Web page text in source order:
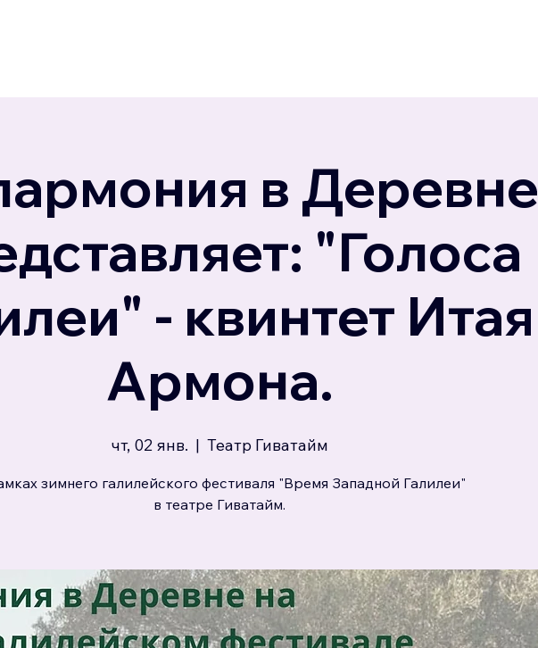
в Деревне
"Голоса
- квинтет Итая
Армона.
чт, 02 янв.
  |
Театр Гиватайм
зимнего галилейского фестиваля "Время Западной Галилеи"
в театре Гиватайм.